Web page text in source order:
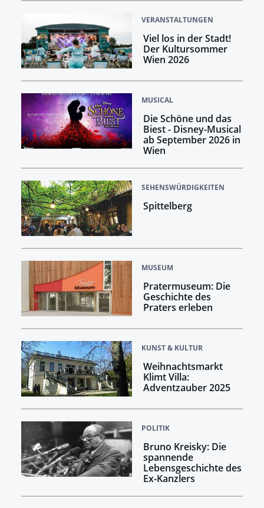
VERANSTALTUNGEN
Viel los in der Stadt!
Der Kultursommer
Wien 2026
MUSICAL
Die Schöne und das
Biest - Disney-Musical
ab September 2026 in
Wien
SEHENSWÜRDIGKEITEN
Spittelberg
MUSEUM
Pratermuseum: Die
Geschichte des
Praters erleben
KUNST & KULTUR
Weihnachtsmarkt
Klimt Villa:
Adventzauber 2025
POLITIK
Bruno Kreisky: Die
spannende
Lebensgeschichte des
Ex-Kanzlers